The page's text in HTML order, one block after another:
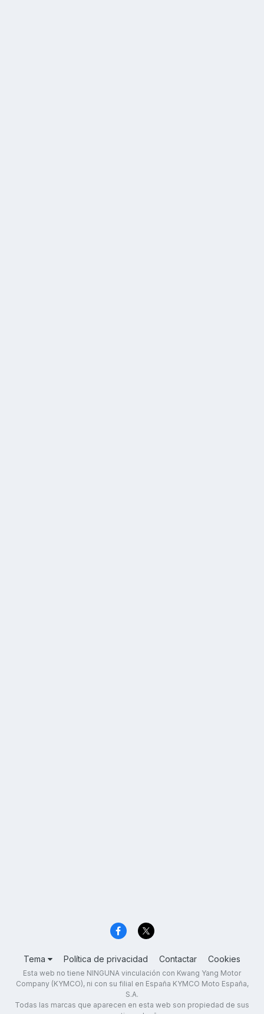
Tema Política de privacidad Contactar Cookies
Esta web no tiene NINGUNA vinculación con Kwang Yang Motor
Company (KYMCO), ni con su filial en España KYMCO Moto España,
S.A.
Todas las marcas que aparecen en esta web son propiedad de sus